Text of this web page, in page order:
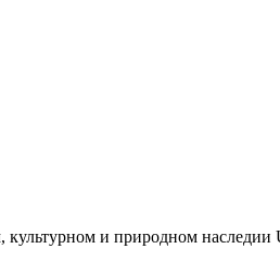
культурном и природном наследии